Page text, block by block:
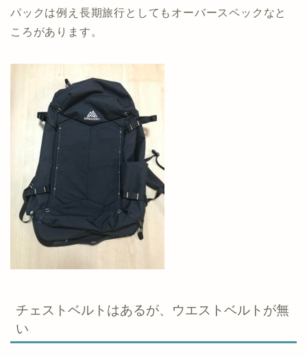
パックは例え長期旅行としてもオーバースペックなと
ころがあります。
チェストベルトはあるが、ウエストベルトが無
い